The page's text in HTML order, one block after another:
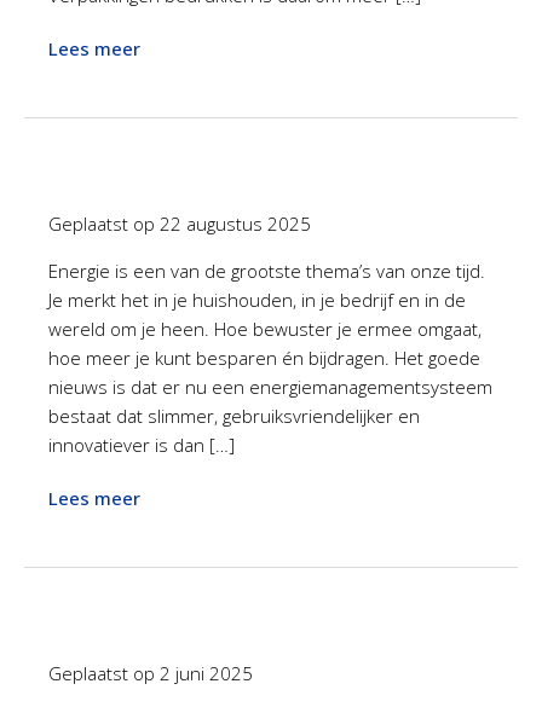
Lees meer
Geplaatst op 22 augustus 2025
Energie is een van de grootste thema’s van onze tijd.
Je merkt het in je huishouden, in je bedrijf en in de
wereld om je heen. Hoe bewuster je ermee omgaat,
hoe meer je kunt besparen én bijdragen. Het goede
nieuws is dat er nu een energiemanagementsysteem
bestaat dat slimmer, gebruiksvriendelijker en
innovatiever is dan […]
Lees meer
Geplaatst op 2 juni 2025